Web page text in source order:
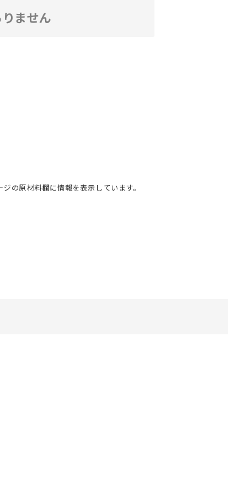
ません
の原材料欄に情報を表示しています。